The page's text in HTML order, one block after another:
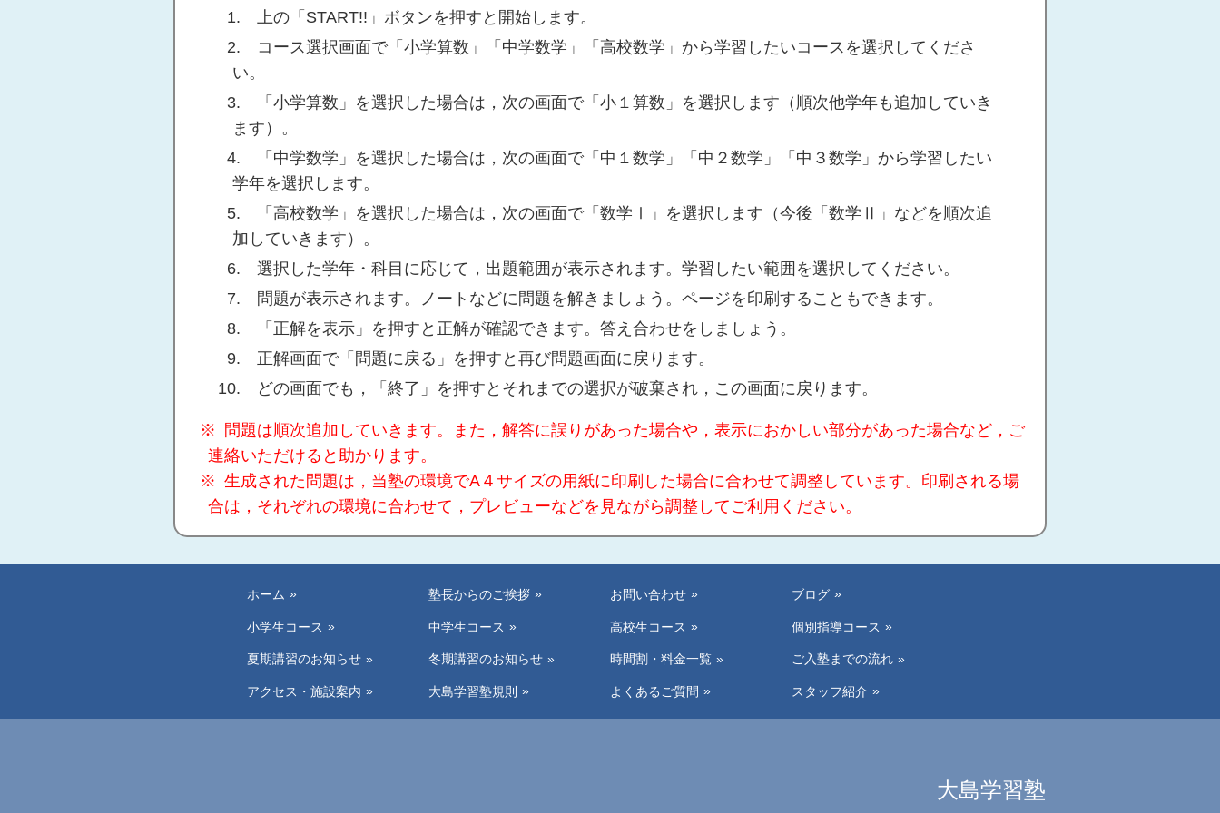
上の「START!!」ボタンを押すと開始します。
コース選択画面で「小学算数」「中学数学」「高校数学」から学習したいコースを選択してくださ
い。
「小学算数」を選択した場合は，次の画面で「小１算数」を選択します（順次他学年も追加していき
ます）。
「中学数学」を選択した場合は，次の画面で「中１数学」「中２数学」「中３数学」から学習したい
学年を選択します。
「高校数学」を選択した場合は，次の画面で「数学Ⅰ」を選択します（今後「数学Ⅱ」などを順次追
加していきます）。
選択した学年・科目に応じて，出題範囲が表示されます。学習したい範囲を選択してください。
問題が表示されます。ノートなどに問題を解きましょう。ページを印刷することもできます。
「正解を表示」を押すと正解が確認できます。答え合わせをしましょう。
正解画面で「問題に戻る」を押すと再び問題画面に戻ります。
どの画面でも，「終了」を押すとそれまでの選択が破棄され，この画面に戻ります。
問題は順次追加していきます。また，解答に誤りがあった場合や，表示におかしい部分があった場合など，ご
連絡いただけると助かります。
生成された問題は，当塾の環境でA４サイズの用紙に印刷した場合に合わせて調整しています。印刷される場
合は，それぞれの環境に合わせて，プレビューなどを見ながら調整してご利用ください。
ホーム 塾長からのご挨拶 お問い合わせ ブログ
小学生コース 中学生コース 高校生コース 個別指導コース
夏期講習のお知らせ 冬期講習のお知らせ 時間割・料金一覧 ご入塾までの流れ
アクセス・施設案内 大島学習塾規則 よくあるご質問 スタッフ紹介
大島学習塾